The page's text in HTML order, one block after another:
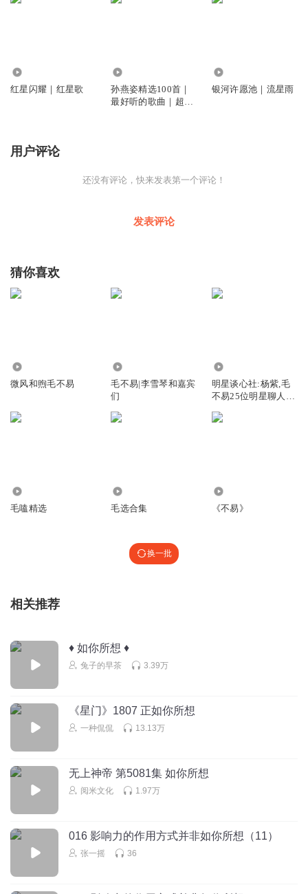
红星闪耀｜红星歌
孙燕姿精选100首｜
最好听的歌曲｜超高
银河许愿池｜流星雨
用户评论
还没有评论，快来发表第一个评论！
发表评论
猜你喜欢
微风和煦毛不易
毛不易|李雪琴和嘉宾
们
明星谈心社:杨紫,毛
不易25位明星聊人生
毛嗑精选 毛选合集 《不易》
换一批
相关推荐
♦ 如你所想 ♦
兔子的早茶 3.39万
《星门》1807 正如你所想
一种侃侃 13.13万
无上神帝 第5081集 如你所想
阅米文化 1.97万
016 影响力的作用方式并非如你所想（11）
张一摇 36